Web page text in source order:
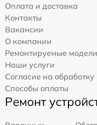
Оплата и доставка
Контакты
Вакансии
О компании
Ремонтируемые модели
Наши услуги
Согласие на
Способы оплаты
Ремонт